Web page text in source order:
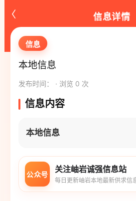
‹ 信息详情
信息
本地信息
发布时间： · 浏览 0 次
信息内容
本地信息
公众号
关注岫岩诚强信息站
每日更新岫岩本地最新供求信